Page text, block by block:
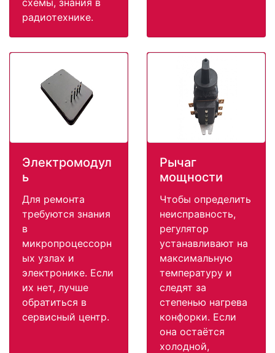
радиотехнике.
Электромодул
ь
Для ремонта
требуются знания
в
микропроцессорн
ых узлах и
электронике. Если
их нет, лучше
обратиться в
сервисный центр.
Рычаг
мощности
Чтобы определить
неисправность,
регулятор
устанавливают на
максимальную
температуру и
следят за
степенью нагрева
конфорки. Если
она остаётся
холодной,